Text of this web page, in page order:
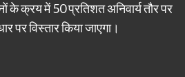
के क्रय में 50 प्रतिशत अनिवार्य तौर पर
पर विस्तार किया जाएगा।